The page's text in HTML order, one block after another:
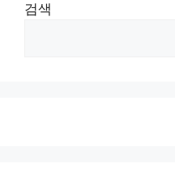
검색